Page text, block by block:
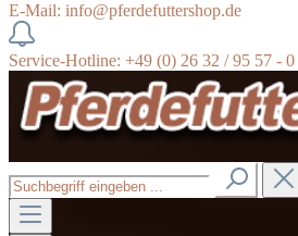
E-Mail: info@pferdefuttershop.de
Service-Hotline: +49 (0) 26 32 / 95 57 - 0